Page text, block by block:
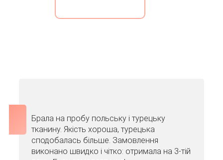
Брала на пробу польську і турецьку
тканину. Якість хороша, турецька
сподобалась більше. Замовлення
виконано швидко і чітко: отримала на 3-тій